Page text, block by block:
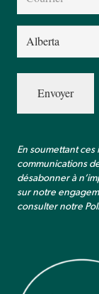
(Nécessaire)
Province
(Nécessaire)
En soumettant
communications
désabonner à
sur notre
consulter notre